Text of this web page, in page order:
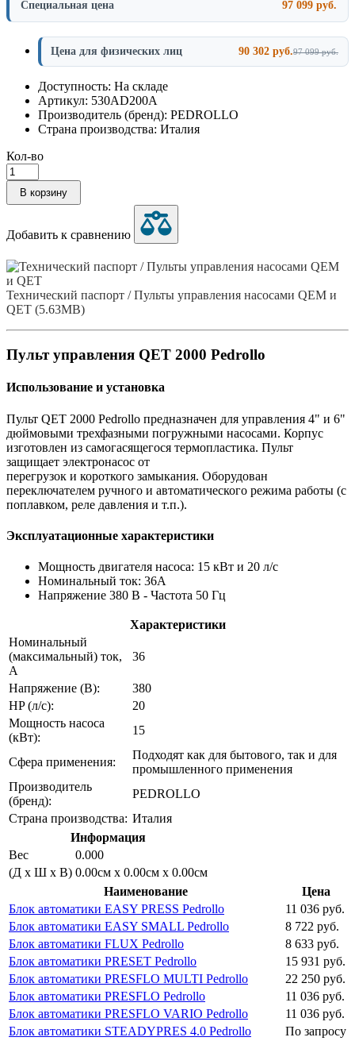
Специальная цена 97 099 руб.
Цена для физических лиц 90 302 руб.97 099 руб.
Доступность: На складе
Артикул: 530AD200A
Производитель (бренд): PEDROLLO
Страна производства: Италия
Кол-во
В корзину
Добавить к сравнению
Технический паспорт / Пульты управления насосами QEM и
QET (5.63MB)
Пульт управления QET 2000 Pedrollo
Использование и установка
Пульт QET 2000 Pedrollo предназначен для управления 4" и 6"
дюймовыми трехфазными погружными насосами. Корпус
изготовлен из самогасящегося термопластика. Пульт
защищает электронасос от
перегрузок и короткого замыкания. Оборудован
переключателем ручного и автоматического режима работы (с
поплавком, реле давления и т.п.).
Эксплуатационные характеристики
Мощность двигателя насоса: 15 кВт и 20 л/с
Номинальный ток: 36А
Напряжение 380 B - Частота 50 Гц
Характеристики
Номинальный
(максимальный) ток,
А
36
Напряжение (В):
380
HP (л/с):
20
Мощность насоса
(кВт):
15
Сфера применения:
Подходят как для бытового, так и для
промышленного применения
Производитель
(бренд):
PEDROLLO
Страна производства: Италия
Информация
Вес
0.000
(Д х Ш х В) 0.00см x 0.00см x 0.00см
Наименование
Цена
Блок автоматики EASY PRESS Pedrollo
11 036 руб.
Блок автоматики EASY SMALL Pedrollo
8 722 руб.
Блок автоматики FLUX Pedrollo
8 633 руб.
Блок автоматики PRESET Pedrollo
15 931 руб.
Блок автоматики PRESFLO MULTI Pedrollo
22 250 руб.
Блок автоматики PRESFLO Pedrollo
11 036 руб.
Блок автоматики PRESFLO VARIO Pedrollo
11 036 руб.
Блок автоматики STEADYPRES 4.0 Pedrollo
По запросу